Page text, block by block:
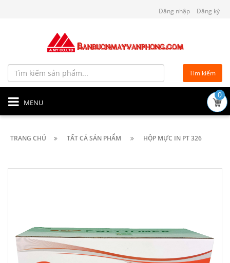
Đăng nhập Đăng ký
Tìm kiếm
MENU
0
TRANG CHỦ TẤT CẢ SẢN PHẨM HỘP MỰC IN PT 326